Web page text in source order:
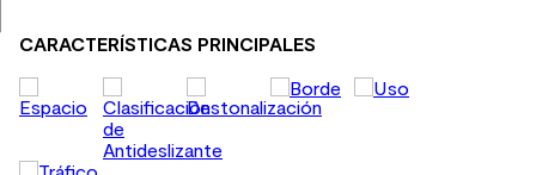
CARACTERÍSTICAS PRINCIPALES